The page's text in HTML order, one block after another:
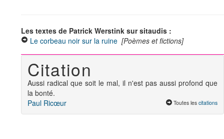
Les textes de Patrick Werstink sur sitaudis :
Le corbeau noir sur la ruine [Poèmes et fictions]
Citation
Aussi radical que soit le mal, il n'est pas aussi profond que
la bonté.
Paul Ricœur
Toutes les citations